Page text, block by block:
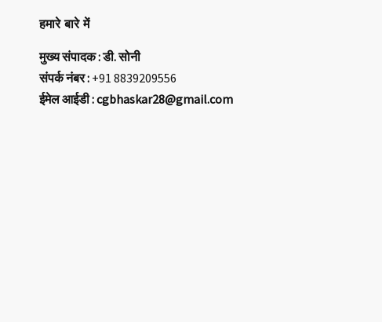
हमारे बारे में
मुख्य संपादक : डी. सोनी
संपर्क नंबर : +91 8839209556
ईमेल आईडी : cgbhaskar28@gmail.com